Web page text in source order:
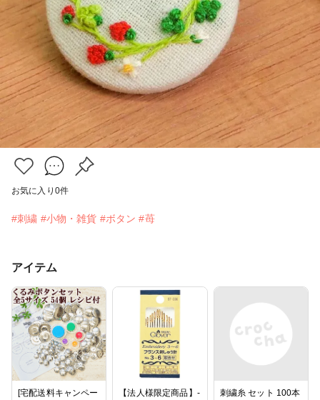
お気に入り 0件
#刺繍 #小物・雑貨 #ボタン #苺
アイテム
[宅配送料キャンペー
【法人様限定商品】-
刺繍糸 セット 100本